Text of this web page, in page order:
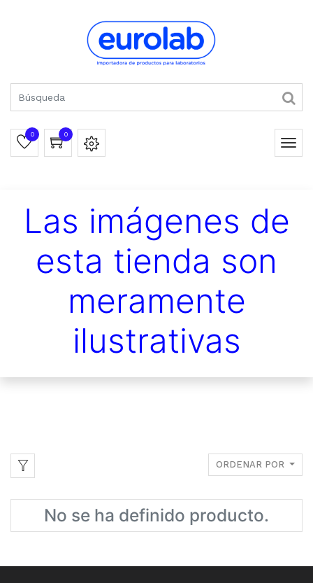
0 0
Las imágenes de
esta tienda son
meramente
ilustrativas
ORDENAR POR
No se ha definido producto.